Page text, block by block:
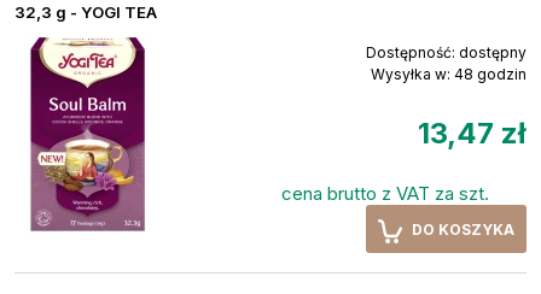
32,3 g - YOGI TEA
Dostępność: dostępny
Wysyłka w: 48 godzin
13,47 zł
cena brutto z VAT za szt.
DO KOSZYKA